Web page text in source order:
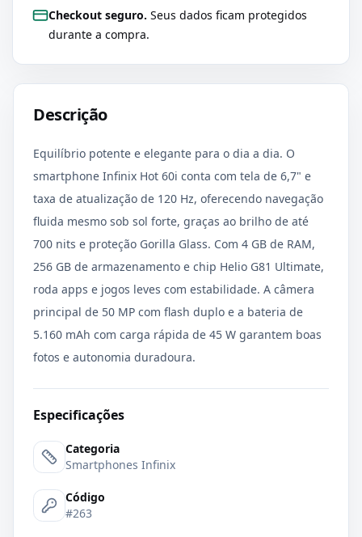
Checkout seguro. Seus dados ficam protegidos
durante a compra.
Descrição
Equilíbrio potente e elegante para o dia a dia. O
smartphone Infinix Hot 60i conta com tela de 6,7" e
taxa de atualização de 120 Hz, oferecendo navegação
fluida mesmo sob sol forte, graças ao brilho de até
700 nits e proteção Gorilla Glass. Com 4 GB de RAM,
256 GB de armazenamento e chip Helio G81 Ultimate,
roda apps e jogos leves com estabilidade. A câmera
principal de 50 MP com flash duplo e a bateria de
5.160 mAh com carga rápida de 45 W garantem boas
fotos e autonomia duradoura.
Especificações
Categoria
Smartphones Infinix
Código
#263